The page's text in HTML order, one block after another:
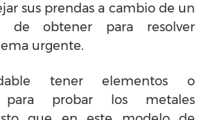
sus prendas a cambio de un
de obtener para resolver
urgente.
tener elementos o
para probar los metales